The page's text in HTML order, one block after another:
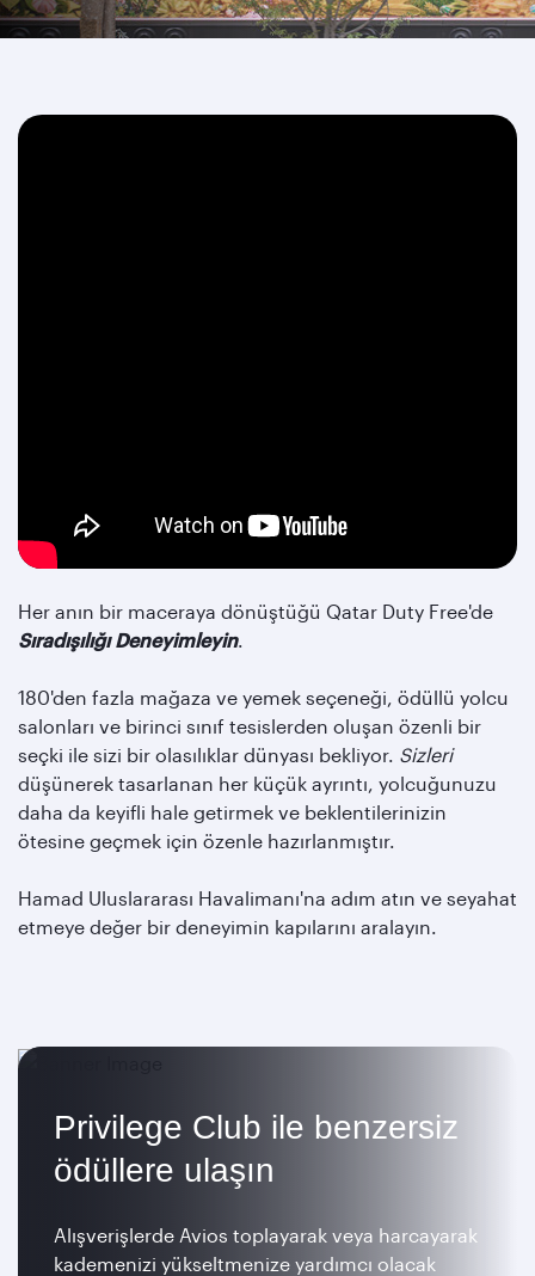
Her anın bir maceraya dönüştüğü Qatar Duty Free'de
Sıradışılığı Deneyimleyin.
180'den fazla mağaza ve yemek seçeneği, ödüllü yolcu
salonları ve birinci sınıf tesislerden oluşan özenli bir
seçki ile sizi bir olasılıklar dünyası bekliyor. Sizleri
düşünerek tasarlanan her küçük ayrıntı, yolcuğunuzu
daha da keyifli hale getirmek ve beklentilerinizin
ötesine geçmek için özenle hazırlanmıştır.
Hamad Uluslararası Havalimanı'na adım atın ve seyahat
etmeye değer bir deneyimin kapılarını aralayın.
Privilege Club ile benzersiz
ödüllere ulaşın
Alışverişlerde Avios toplayarak veya harcayarak
kademenizi yükseltmenize yardımcı olacak